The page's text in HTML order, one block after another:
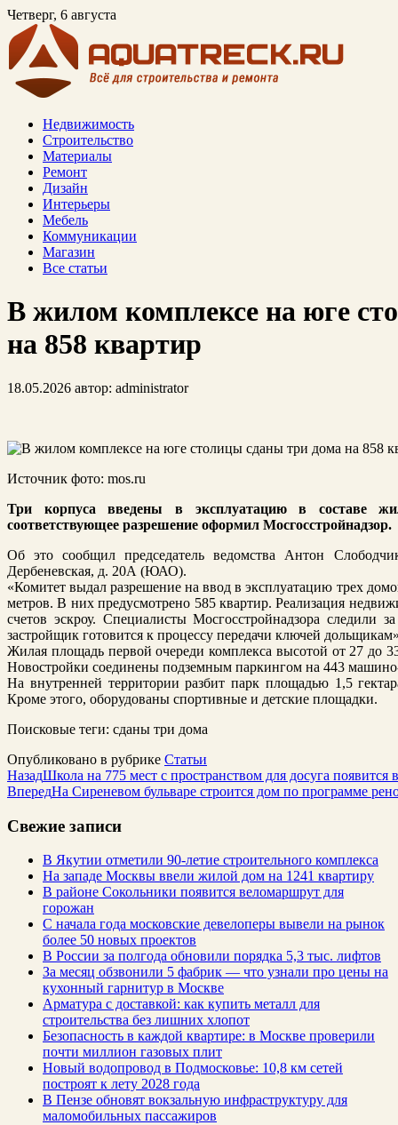
Четверг, 6 августа
Недвижимость
Строительство
Материалы
Ремонт
Дизайн
Интерьеры
Мебель
Коммуникации
Магазин
Все статьи
В жилом комплексе на юге
на 858 квартир
18.05.2026 автор: administrator
Источник фото: mos.ru
Три корпуса введены в эксплуатацию в составе
соответствующее разрешение оформил Мосгосстройнадзор.
Об это сообщил председатель ведомства Антон
Дербеневская, д. 20А (ЮАО).
«Комитет выдал разрешение на ввод в эксплуатацию трех
метров. В них предусмотрено 585 квартир. Реализация
счетов эскроу. Специалисты Мосгосстройнадзора следили
застройщик готовится к процессу передачи ключей
Жилая площадь первой очереди комплекса высотой от 27 до
Новостройки соединены подземным паркингом на 443
На внутренней территории разбит парк площадью 1,5
Кроме этого, оборудованы спортивные и детские площадки.
Поисковые теги: сданы три дома
Опубликовано в рубрике Статьи
НазадШкола на 775 мест с пространством для досуга
ВпередНа Сиреневом бульваре строится дом по программе
Свежие записи
В Якутии отметили 90-летие строительного комплекса
На западе Москвы ввели жилой дом на 1241 квартиру
В районе Сокольники появится веломаршрут для
горожан
С начала года московские девелоперы вывели на рынок
более 50 новых проектов
В России за полгода обновили порядка 5,3 тыс. лифтов
За месяц обзвонили 5 фабрик — что узнали про цены на
кухонный гарнитур в Москве
Арматура с доставкой: как купить металл для
строительства без лишних хлопот
Безопасность в каждой квартире: в Москве проверили
почти миллион газовых плит
Новый водопровод в Подмосковье: 10,8 км сетей
построят к лету 2028 года
В Пензе обновят вокзальную инфраструктуру для
маломобильных пассажиров